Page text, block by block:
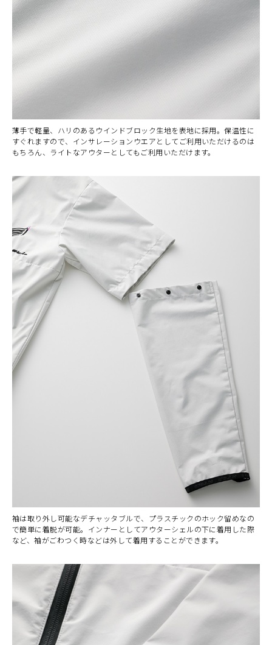
薄手で軽量、ハリのあるウインドブロック生地を表地に採用。保温性に
すぐれますので、インサレーションウエアとしてご利用いただけるのは
もちろん、ライトなアウターとしてもご利用いただけます。
袖は取り外し可能なデチャッタブルで、プラスチックのホック留めなの
で簡単に着脱が可能。インナーとしてアウターシェルの下に着用した際
など、袖がごわつく時などは外して着用することができます。